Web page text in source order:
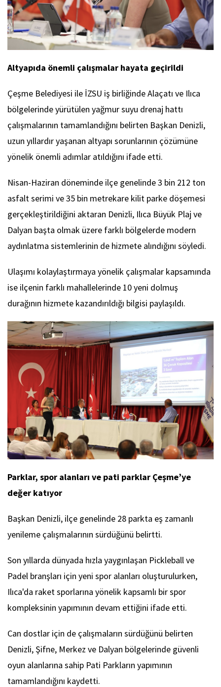
Altyapıda önemli çalışmalar hayata geçirildi
Çeşme Belediyesi ile İZSU iş birliğinde Alaçatı ve Ilıca
bölgelerinde yürütülen yağmur suyu drenaj hattı
çalışmalarının tamamlandığını belirten Başkan Denizli,
uzun yıllardır yaşanan altyapı sorunlarının çözümüne
yönelik önemli adımlar atıldığını ifade etti.
Nisan-Haziran döneminde ilçe genelinde 3 bin 212 ton
asfalt serimi ve 35 bin metrekare kilit parke döşemesi
gerçekleştirildiğini aktaran Denizli, Ilıca Büyük Plaj ve
Dalyan başta olmak üzere farklı bölgelerde modern
aydınlatma sistemlerinin de hizmete alındığını söyledi.
Ulaşımı kolaylaştırmaya yönelik çalışmalar kapsamında
ise ilçenin farklı mahallelerinde 10 yeni dolmuş
durağının hizmete kazandırıldığı bilgisi paylaşıldı.
Parklar, spor alanları ve pati parklar Çeşme’ye
değer katıyor
Başkan Denizli, ilçe genelinde 28 parkta eş zamanlı
yenileme çalışmalarının sürdüğünü belirtti.
Son yıllarda dünyada hızla yaygınlaşan Pickleball ve
Padel branşları için yeni spor alanları oluşturulurken,
Ilıca'da raket sporlarına yönelik kapsamlı bir spor
kompleksinin yapımının devam ettiğini ifade etti.
Can dostlar için de çalışmaların sürdüğünü belirten
Denizli, Şifne, Merkez ve Dalyan bölgelerinde güvenli
oyun alanlarına sahip Pati Parkların yapımının
tamamlandığını kaydetti.